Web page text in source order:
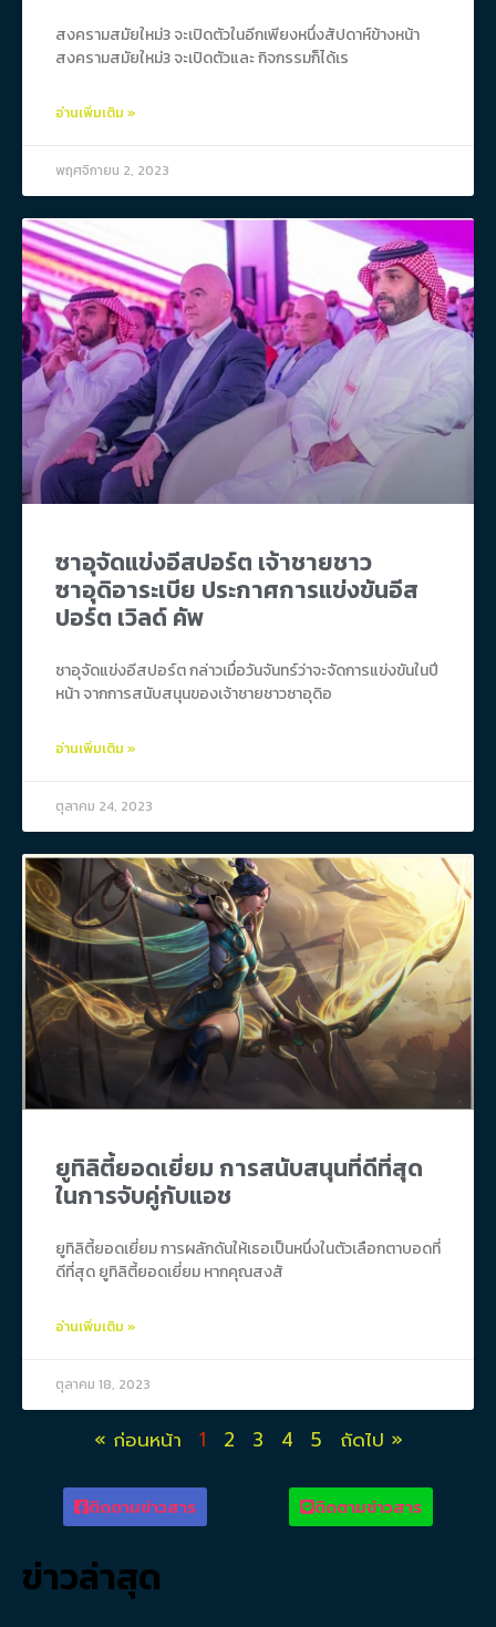
สงครามสมัยใหม่3 จะเปิดตัวในอีกเพียงหนึ่งสัปดาห์ข้างหน้า
สงครามสมัยใหม่3 จะเปิดตัวและ กิจกรรมก็ได้เร
อ่านเพิ่มเติม »
พฤศจิกายน 2, 2023
ซาอุจัดแข่งอีสปอร์ต เจ้าชายชาว
ซาอุดิอาระเบีย ประกาศการแข่งขันอีส
ปอร์ต เวิลด์ คัพ
ซาอุจัดแข่งอีสปอร์ต กล่าวเมื่อวันจันทร์ว่าจะจัดการแข่งขันในปี
หน้า จากการสนับสนุนของเจ้าชายชาวซาอุดิอ
อ่านเพิ่มเติม »
ตุลาคม 24, 2023
ยูทิลิตี้ยอดเยี่ยม การสนับสนุนที่ดีที่สุด
ในการจับคู่กับแอช
ยูทิลิตี้ยอดเยี่ยม การผลักดันให้เธอเป็นหนึ่งในตัวเลือกตาบอดที่
ดีที่สุด ยูทิลิตี้ยอดเยี่ยม หากคุณสงสั
อ่านเพิ่มเติม »
ตุลาคม 18, 2023
« ก่อนหน้า 1 2 3 4 5 ถัดไป »
ติดตามข่าวสาร ติดตามข่าวสาร
ข่าวล่าสุด